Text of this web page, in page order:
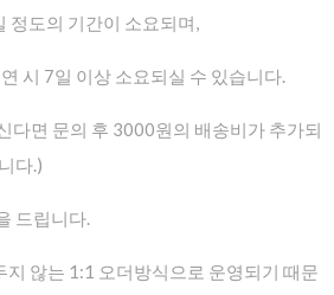
정도의 기간이 소요되며,
시 7일 이상 소요되실 수 있습니다.
다면 문의 후 3000원의 배송비가 추가되
다.)
드립니다.
지 않는 1:1 오더방식으로 운영되기 때문